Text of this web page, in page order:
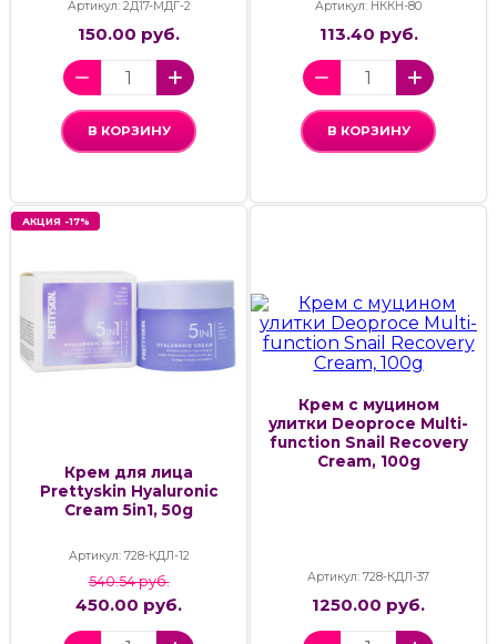
Артикул: 2Д17-МДГ-2
150.00 руб.
В КОРЗИНУ
Артикул: НККН-80
113.40 руб.
В КОРЗИНУ
АКЦИЯ -17%
Крем для лица
Prettyskin Hyaluronic
Cream 5in1, 50g
Артикул: 728-КДЛ-12
540.54 руб.
450.00 руб.
Крем с муцином
улитки Deoproce Multi-
function Snail Recovery
Cream, 100g
Артикул: 728-КДЛ-37
1250.00 руб.